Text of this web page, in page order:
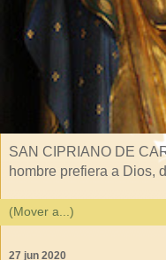
SAN CIPRIANO DE
hombre prefiera a Dios,
27 jun 2020